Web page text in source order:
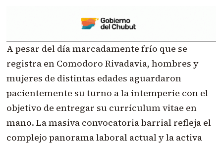
A pesar del día marcadamente frío que se
registra en Comodoro Rivadavia, hombres y
mujeres de distintas edades aguardaron
pacientemente su turno a la intemperie con el
objetivo de entregar su currículum vitae en
mano. La masiva convocatoria barrial refleja el
complejo panorama laboral actual y la activa